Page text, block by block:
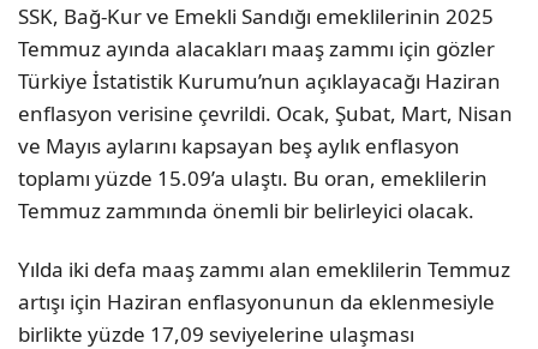
SSK, Bağ-Kur ve Emekli Sandığı emeklilerinin 2025
Temmuz ayında alacakları maaş zammı için gözler
Türkiye İstatistik Kurumu’nun açıklayacağı Haziran
enflasyon verisine çevrildi. Ocak, Şubat, Mart, Nisan
ve Mayıs aylarını kapsayan beş aylık enflasyon
toplamı yüzde 15.09’a ulaştı. Bu oran, emeklilerin
Temmuz zammında önemli bir belirleyici olacak.
Yılda iki defa maaş zammı alan emeklilerin Temmuz
artışı için Haziran enflasyonunun da eklenmesiyle
birlikte yüzde 17,09 seviyelerine ulaşması